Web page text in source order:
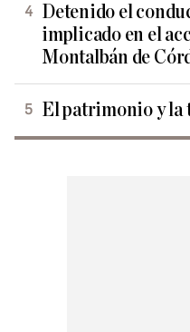
Detenido el
implicado en el
Montalbán de
El patrimonio y la